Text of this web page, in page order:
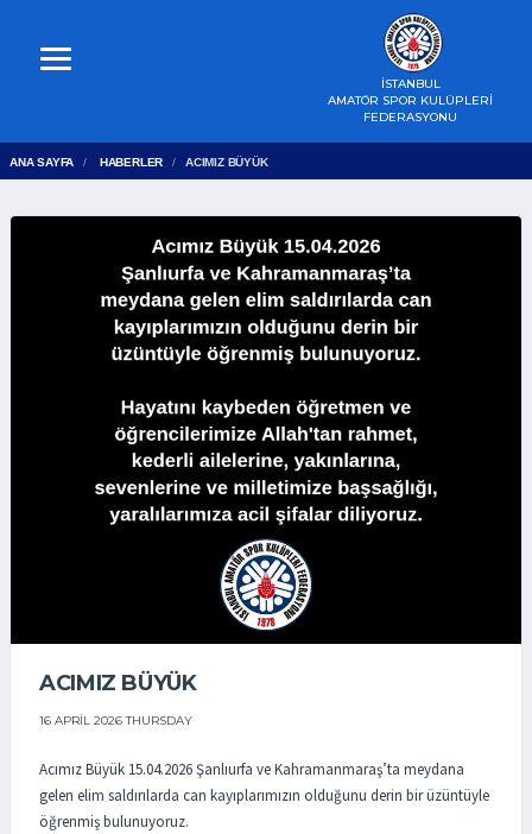
İSTANBUL
AMATÖR SPOR KULÜPLERİ
FEDERASYONU
ANA SAYFA HABERLER ACIMIZ BÜYÜK
ACIMIZ BÜYÜK
16 APRIL 2026 THURSDAY
Acımız Büyük 15.04.2026 Şanlıurfa ve Kahramanmaraş’ta meydana
gelen elim saldırılarda can kayıplarımızın olduğunu derin bir üzüntüyle
öğrenmiş bulunuyoruz.